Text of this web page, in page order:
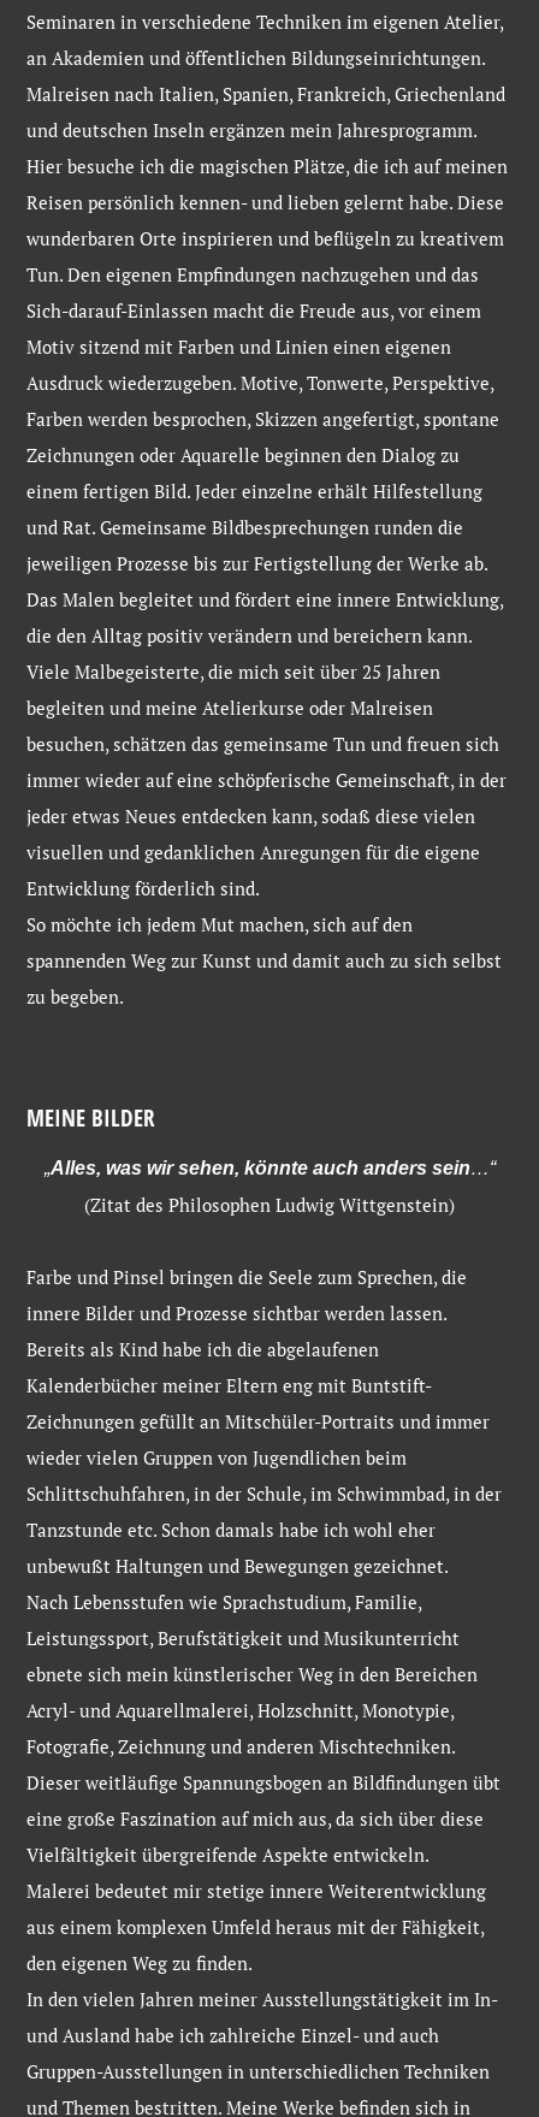
Seminaren in verschiedene Techniken im eigenen Atelier,
an Akademien und öffentlichen Bildungseinrichtungen.
Malreisen nach Italien, Spanien, Frankreich, Griechenland
und deutschen Inseln ergänzen mein Jahresprogramm.
Hier besuche ich die magischen Plätze, die ich auf meinen
Reisen persönlich kennen- und lieben gelernt habe. Diese
wunderbaren Orte inspirieren und beflügeln zu kreativem
Tun. Den eigenen Empfindungen nachzugehen und das
Sich-darauf-Einlassen macht die Freude aus, vor einem
Motiv sitzend mit Farben und Linien einen eigenen
Ausdruck wiederzugeben. Motive, Tonwerte, Perspektive,
Farben werden besprochen, Skizzen angefertigt, spontane
Zeichnungen oder Aquarelle beginnen den Dialog zu
einem fertigen Bild. Jeder einzelne erhält Hilfestellung
und Rat. Gemeinsame Bildbesprechungen runden die
jeweiligen Prozesse bis zur Fertigstellung der Werke ab.
Das Malen begleitet und fördert eine innere Entwicklung,
die den Alltag positiv verändern und bereichern kann.
Viele Malbegeisterte, die mich seit über 25 Jahren
begleiten und meine Atelierkurse oder Malreisen
besuchen, schätzen das gemeinsame Tun und freuen sich
immer wieder auf eine schöpferische Gemeinschaft, in der
jeder etwas Neues entdecken kann, sodaß diese vielen
visuellen und gedanklichen Anregungen für die eigene
Entwicklung förderlich sind.
So möchte ich jedem Mut machen, sich auf den
spannenden Weg zur Kunst und damit auch zu sich selbst
zu begeben.
MEINE BILDER
„Alles, was wir sehen, könnte auch anders sein…“
(Zitat des Philosophen Ludwig Wittgenstein)
Farbe und Pinsel bringen die Seele zum Sprechen, die
innere Bilder und Prozesse sichtbar werden lassen.
Bereits als Kind habe ich die abgelaufenen
Kalenderbücher meiner Eltern eng mit Buntstift-
Zeichnungen gefüllt an Mitschüler-Portraits und immer
wieder vielen Gruppen von Jugendlichen beim
Schlittschuhfahren, in der Schule, im Schwimmbad, in der
Tanzstunde etc. Schon damals habe ich wohl eher
unbewußt Haltungen und Bewegungen gezeichnet.
Nach Lebensstufen wie Sprachstudium, Familie,
Leistungssport, Berufstätigkeit und Musikunterricht
ebnete sich mein künstlerischer Weg in den Bereichen
Acryl- und Aquarellmalerei, Holzschnitt, Monotypie,
Fotografie, Zeichnung und anderen Mischtechniken.
Dieser weitläufige Spannungsbogen an Bildfindungen übt
eine große Faszination auf mich aus, da sich über diese
Vielfältigkeit übergreifende Aspekte entwickeln.
Malerei bedeutet mir stetige innere Weiterentwicklung
aus einem komplexen Umfeld heraus mit der Fähigkeit,
den eigenen Weg zu finden.
In den vielen Jahren meiner Ausstellungstätigkeit im In-
und Ausland habe ich zahlreiche Einzel- und auch
Gruppen-Ausstellungen in unterschiedlichen Techniken
und Themen bestritten. Meine Werke befinden sich in